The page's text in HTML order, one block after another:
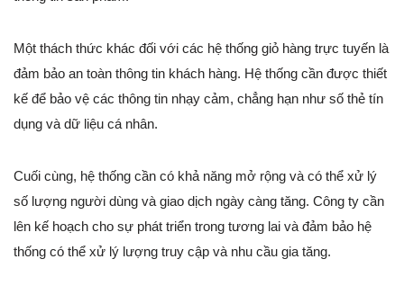
Một thách thức khác đối với các hệ thống giỏ hàng trực tuyến là
đảm bảo an toàn thông tin khách hàng. Hệ thống cần được thiết
kế để bảo vệ các thông tin nhạy cảm, chẳng hạn như số thẻ tín
dụng và dữ liệu cá nhân.
Cuối cùng, hệ thống cần có khả năng mở rộng và có thể xử lý
số lượng người dùng và giao dịch ngày càng tăng. Công ty cần
lên kế hoạch cho sự phát triển trong tương lai và đảm bảo hệ
thống có thể xử lý lượng truy cập và nhu cầu gia tăng.